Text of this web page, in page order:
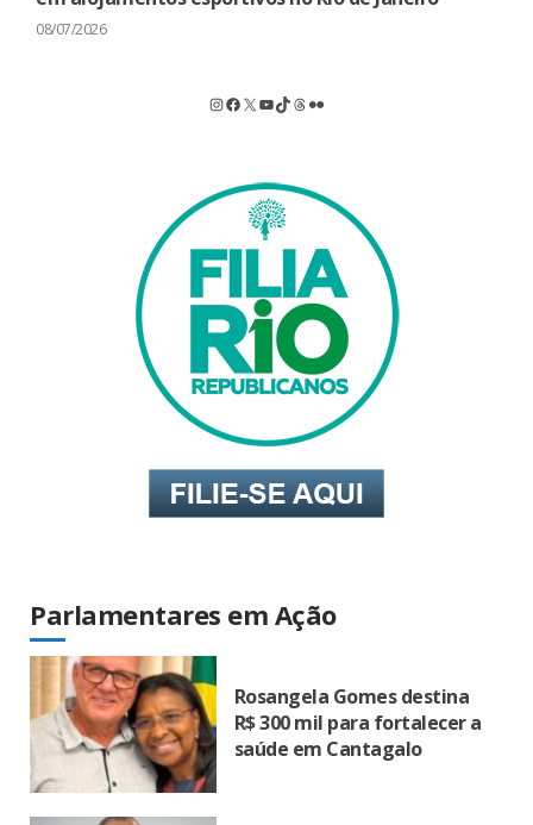
08/07/2026
Instagram
Facebook
X Youtube
TikTok
Threads
Flickr
Parlamentares em Ação
Rosangela Gomes destina
R$ 300 mil para fortalecer a
saúde em Cantagalo